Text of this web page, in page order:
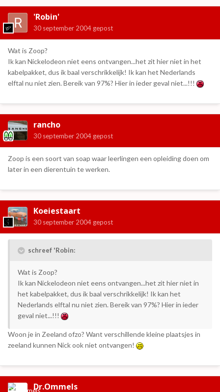
'Robin'
30 september 2004 gepost
Wat is Zoop?
Ik kan Nickelodeon niet eens ontvangen...het zit hier niet in het
kabelpakket, dus ik baal verschrikkelijk! Ik kan het Nederlands
elftal nu niet zien. Bereik van 97%? Hier in ieder geval niet...!!!
rancho
30 september 2004 gepost
Zoop is een soort van soap waar leerlingen een opleiding doen om
later in een dierentuin te werken.
Koeiestaart
30 september 2004 gepost
schreef 'Robin:
Wat is Zoop?
Ik kan Nickelodeon niet eens ontvangen...het zit hier niet in
het kabelpakket, dus ik baal verschrikkelijk! Ik kan het
Nederlands elftal nu niet zien. Bereik van 97%? Hier in ieder
geval niet...!!!
Woon je in Zeeland ofzo? Want verschillende kleine plaatsjes in
zeeland kunnen Nick ook niet ontvangen!
Dr.Ommels